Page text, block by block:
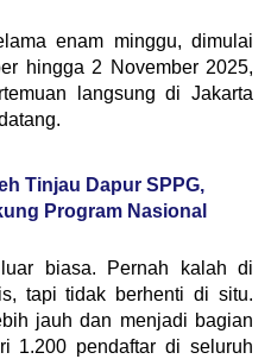
enam minggu, dimulai
hingga 2 November 2025,
langsung di Jakarta
Tinjau Dapur SPPG,
Program Nasional
biasa. Pernah kalah di
tapi tidak berhenti di situ.
jauh dan menjadi bagian
1.200 pendaftar di seluruh